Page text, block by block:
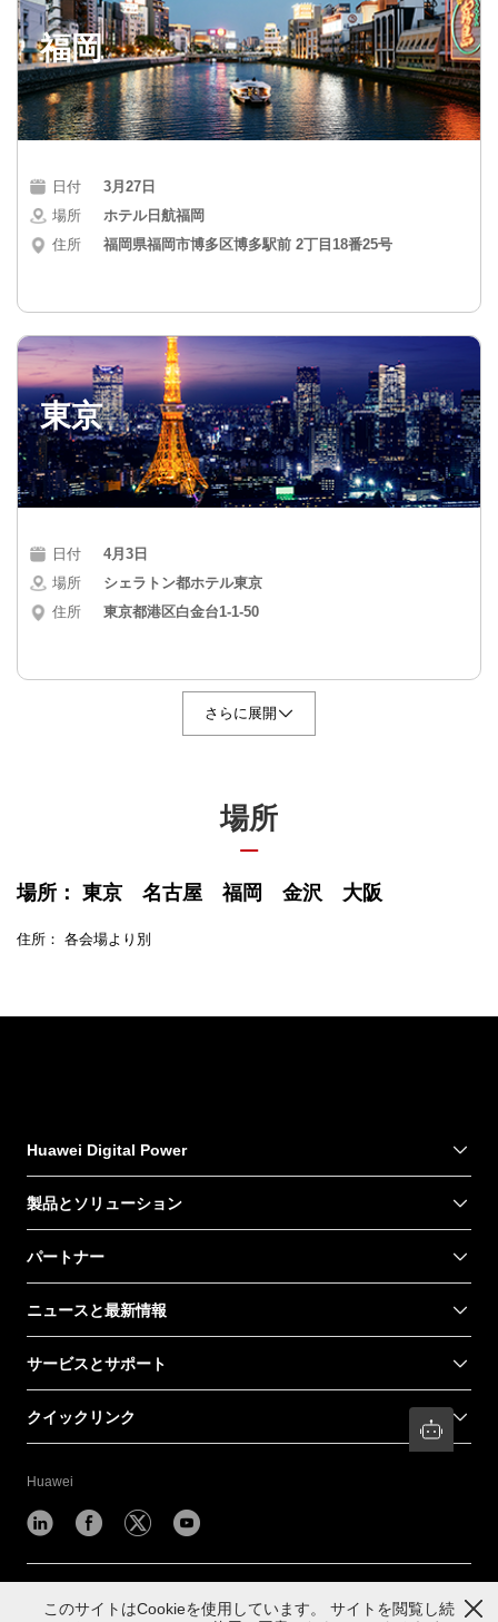
福岡
日付
3月27日
場所
ホテル日航福岡
住所
福岡県福岡市博多区博多駅前 2丁目18番25号
東京
日付
4月3日
場所
シェラトン都ホテル東京
住所
東京都港区白金台1-1-50
場所
名古屋観光ホテル
金沢
日付
4月24日
場所
ANAホリデイ・イン 金沢スカイ
東京
さらに展開
場所
場所： 東京 名古屋 福岡 金沢 大阪
住所： 各会場より別
Huawei Digital Power
製品とソリューション
パートナー
ニュースと最新情報
サービスとサポート
クイックリンク
Huawei
2026
このサイトはCookieを使用しています。 サイトを閲覧し続